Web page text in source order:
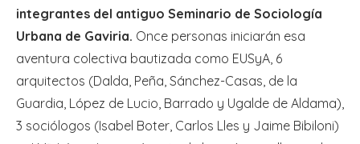
integrantes del antiguo Seminario de Sociología
Urbana de Gaviria. Once personas iniciarán esa
aventura colectiva bautizada como EUSyA, 6
arquitectos (Dalda, Peña, Sánchez-Casas, de la
Guardia, López de Lucio, Barrado y Ugalde de Aldama),
3 sociólogos (Isabel Boter, Carlos Lles y Jaime Bibiloni)